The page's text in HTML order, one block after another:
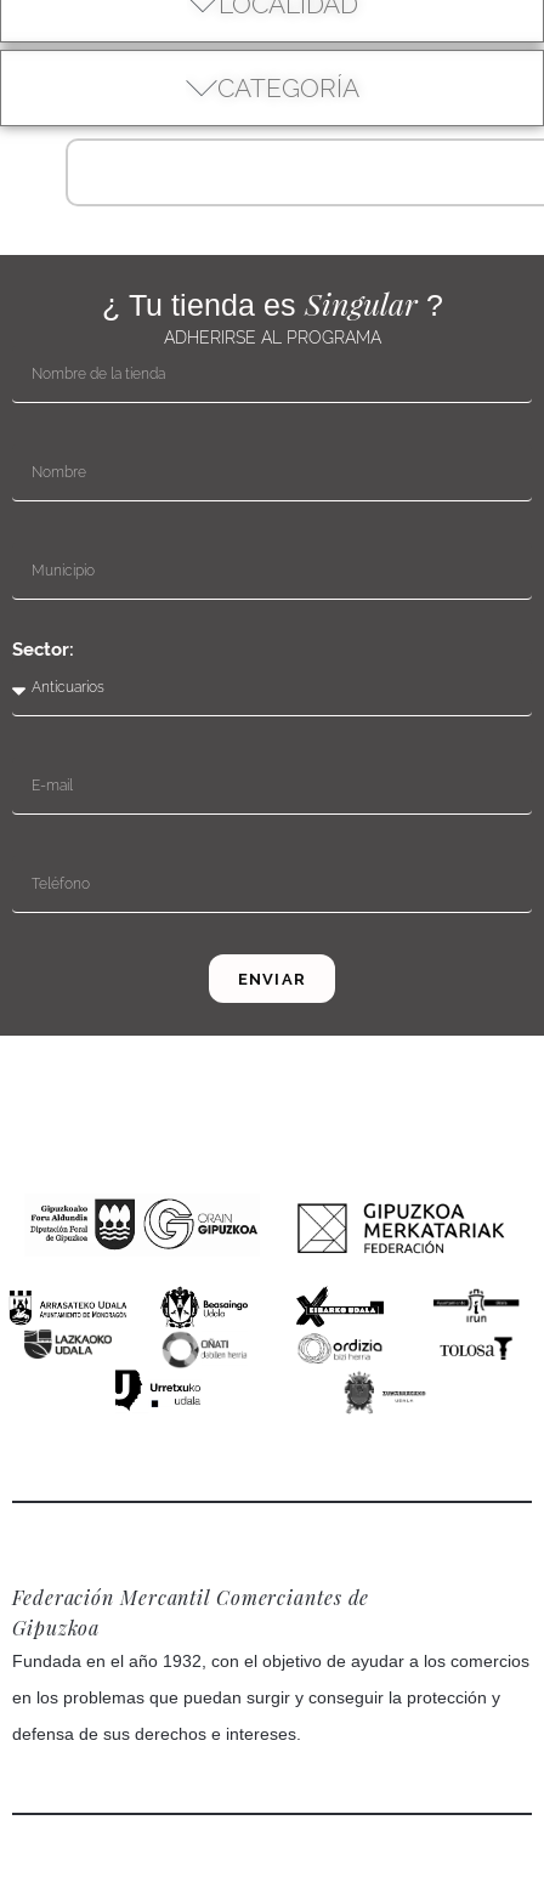
CATEGORÍA
¿ Tu tienda es Singular?
ADHERIRSE AL PROGRAMA
Sector:
ENVIAR
Federación Mercantil Comerciantes de
Gipuzkoa
Fundada en el año 1932, con el objetivo de ayudar a los comercios
en los problemas que puedan surgir y conseguir la protección y
defensa de sus derechos e intereses.